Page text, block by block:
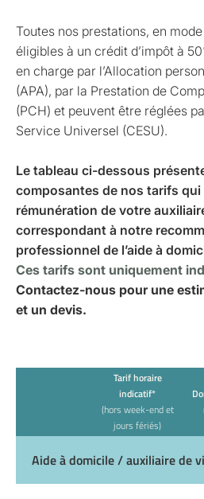
Toutes nos prestations, en
éligibles à un crédit d’impôt à
en charge par l’Allocation
(APA), par la Prestation de
(PCH) et peuvent être réglées
Service Universel (CESU).
Le tableau ci-dessous
composantes de nos tarifs
rémunération de votre
correspondant à notre
professionnel de l’aide à
Ces tarifs sont uniquement
Contactez-nous pour une
et un devis.
Tarif horaire
indicatif*
(hors week-end et
jours fériés)
Aide à domicile / auxiliaire de